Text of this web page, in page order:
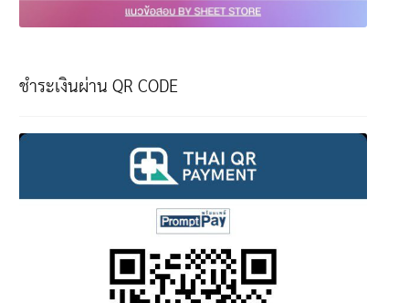
ชำระเงินผ่าน QR CODE